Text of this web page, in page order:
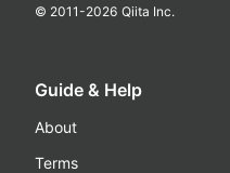
© 2011-2026 Qiita Inc.
Guide & Help
About
Terms